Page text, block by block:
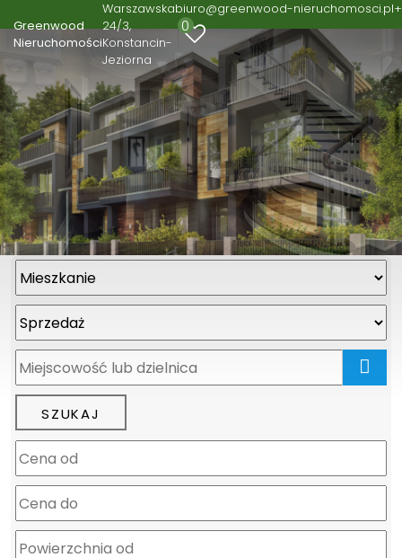
Greenwood
Nieruchomości
Warszawska
24/3
Konstancin-
Jeziorna
biuro@greenwood-nieruchomosci.pl
0